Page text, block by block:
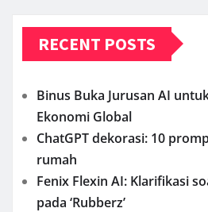
RECENT POSTS
Binus Buka Jurusan AI
Ekonomi Global
ChatGPT dekorasi: 10
rumah
Fenix Flexin AI: Klarifikasi
pada ‘Rubberz’